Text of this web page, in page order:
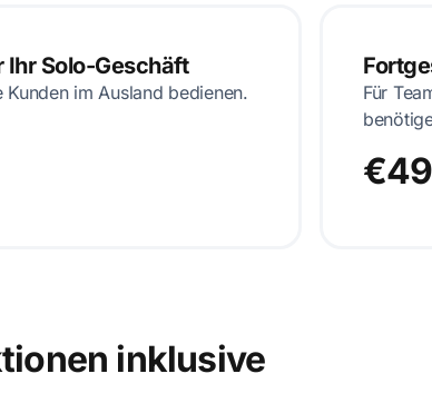
Ihr Solo-Geschäft
im Ausland bedienen.
Für
inklusive